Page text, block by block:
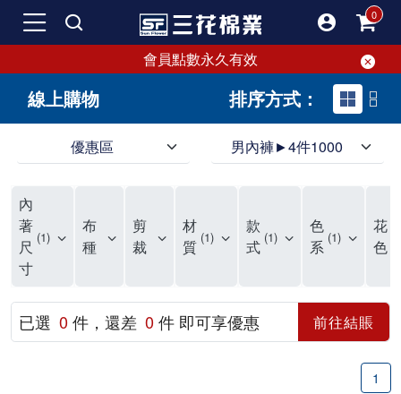
會員點數永久有效
線上購物 排序方式：
優惠區 男內褲►4件1000
三花男內褲提供最平實好搭的男內褲選擇。採用高品質原料製成，三花男內褲擁有絕佳彈性與透氣度，怎麼穿都舒適不用擔心造成肌膚困擾，立體剪裁全面大升級，滿意度百分百。
三花男內褲是男生首選品牌，適合休閒與運動。彈性好，人體工學剪裁，立體效果佳，舒適感大提升，魅力指數破表！
市佔率高達50年！三花專注設計，提升舒適與耐用，針對亞洲男性剪裁，大動作不卡襠。
三花男內褲採用優質棉料製成，褲身擁有超過千個散熱孔，吸汗透氣，柔順舒適，解決一般男內褲的悶熱問題。針對亞洲男性體型的立體剪裁設計，告別卡襠煩惱，自如大動作。三花男內褲市佔率高，專注製造與開發超過50年，提升舒適度與耐用性，深受網友推崇。五片式剪裁設計，適合各種身形及風格，給予肌膚前所未有的透氣舒適體驗。
【心情閒聊】男內褲的一些小心得?! 身為一名廣告代理商的社群小編，每次接到新客戶都需做好充足的產業功課，以免在撰寫廣告時顯得膚淺。美妝和流行服飾的客戶總讓我感到一點小確幸，因為可以搶先試用到新產品，或請客戶幫忙以員工價購買商品，讓人有中獎的小喜悅。 這次的客戶卻是-男內褲! 男內褲! 男內褲! 由於是第一次接觸這類產品，所以特地重複三次來表達內心的震驚。因為獨處時間較長，對於男內褲的研究多少有些害羞。因而硬著頭皮買了好幾件男內褲進行研究。 家裡沒有兄弟，也沒有可以直接聊男內褲的男性朋友，自己去買男內褲真的需要一些勇氣。我感謝現在的高科技網購，讓我不用親自到店面盯著男內褲看，也能輕鬆購買到不同種類的男內褲，真是感恩網路! 在Google搜尋 ""男內褲""，瞬間出現許多品牌，男內褲的世界真是博大精深呢。我開始扮演男內褲研究生，對男內褲進行分類：從長短、高低中腰到情趣男內褲，各式各樣應有盡有。好險此次的客戶是比較中規中矩的，情趣類的男內褲不在研究範圍，不然一直盯著穿內褲的模特兒看也太難為情了。 男內褲的設計功能其實不亞於女生內衣。由於男生身體結構的關係，需要更細心的設計。市面上較大的品牌有老牌的三花、三槍、宜而爽等，還有大手筆請代言人的CK、PLAYBOY等品牌。要選男內褲，實在需要下些功夫。 我將男內褲分為兩個面向：花色和功能設計。選擇男內褲的花色非常重要，因為能看出個人的品味和對內外搭配的重視程度。宅男們穿著50歲阿伯的花色內褲，或是穿白褲子搭配大黑色內褲，都是不OK的搭配。 功能設計則是對重要部位的保?。為了確保舒適性，有的內褲設計了開襟方便上廁所，有的設計了專屬囊袋固定，更有五片立體剪裁，或者強調視覺效果的內褲。這些設計不僅滿足基本的生理需求，更進階到心靈上的滿足。 以往從未想過要認真研究男內褲，直到這次工作的契機才真正了解男內褲的繁複。男內褲花色多樣，研究起來花費了不少時間。與男內褲客戶窗口交流，我這個女專案可能會有一段尷尬期，希望自己討論時不會笑場。雖然我無法真正體驗男內褲的全部功能，但透過揣測和客戶專業的回答，依然探詢到了許多有趣的現象。 某些網友反應某些國外品牌的男內褲不好穿，可能因為這些品牌是按照西方身材比例製造，不太適合台灣男性。同樣的現象也出現在女性內衣上，所以選擇適合自己的內褲才是最重要的。 以上只是我的心情抒發，沒有針對任何一家男內褲品牌，歡迎更多對男內褲有興趣的朋友加入研究行列！"
內
著
尺
寸
1
布
種
剪
裁
材
質 1
款
式 1
色
系 1
花
色
已選 0件，還差 0件 即可享優惠 前往結賬
1